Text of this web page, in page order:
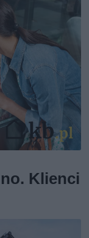
Klienci